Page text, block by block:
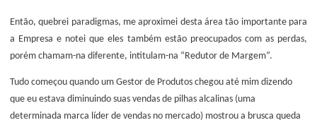
Então, quebrei paradigmas, me aproximei desta área tão importante para
a Empresa e notei que eles também estão preocupados com as perdas,
porém chamam-na diferente, intitulam-na “Redutor de Margem”.
Tudo começou quando um Gestor de Produtos chegou até mim dizendo
que eu estava diminuindo suas vendas de pilhas alcalinas (uma
determinada marca líder de vendas no mercado) mostrou a brusca queda